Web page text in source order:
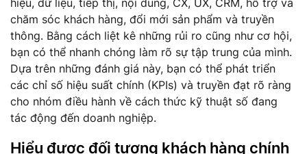
chăm sóc khách hàng, đổi mới sản phẩm và truyền
thông. Bằng cách liệt kê những rủi ro cũng như cơ hội,
bạn có thể nhanh chóng làm rõ sự tập trung của mình.
Dựa trên những đánh giá này, bạn có thể phát triển
các chỉ số hiệu suất chính (KPIs) và truyền đạt rõ ràng
cho nhóm điều hành về cách thức kỹ thuật số đang
tác động đến doanh nghiệp.
Hiểu được đối tượng khách hàng chính